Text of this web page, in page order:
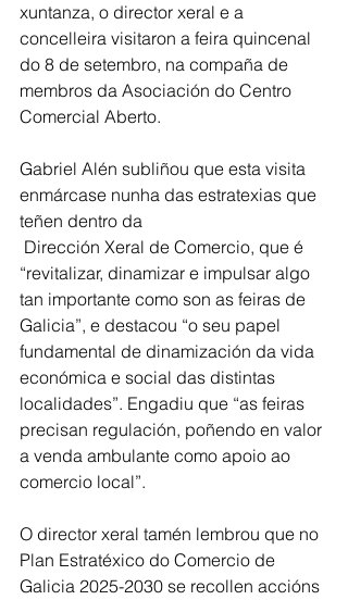
xuntanza, o director xeral e a
concelleira visitaron a feira quincenal
do 8 de setembro, na compaña de
membros da Asociación do Centro
Comercial Aberto.
Gabriel Alén subliñou que esta visita
enmárcase nunha das estratexias que
teñen dentro da
“revitalizar, dinamizar e impulsar algo
tan importante como son as feiras de
Galicia”, e destacou “o seu papel
fundamental de dinamización da vida
económica e social das distintas
localidades”. Engadiu que “as feiras
precisan regulación, poñendo en valor
a venda ambulante como apoio ao
comercio local”.
O director xeral tamén lembrou que no
Plan Estratéxico do Comercio de
Galicia 2025-2030 se recollen accións